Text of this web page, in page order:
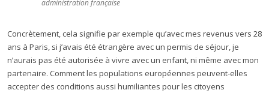
administration française
Concrètement, cela signifie par exemple qu’avec mes revenus vers 28
ans à Paris, si j’avais été étrangère avec un permis de séjour, je
n’aurais pas été autorisée à vivre avec un enfant, ni même avec mon
partenaire. Comment les populations européennes peuvent-elles
accepter des conditions aussi humiliantes pour les citoyens